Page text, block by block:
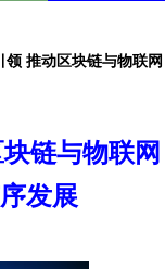
领 推动区块链与物联网
链与物联网
发展